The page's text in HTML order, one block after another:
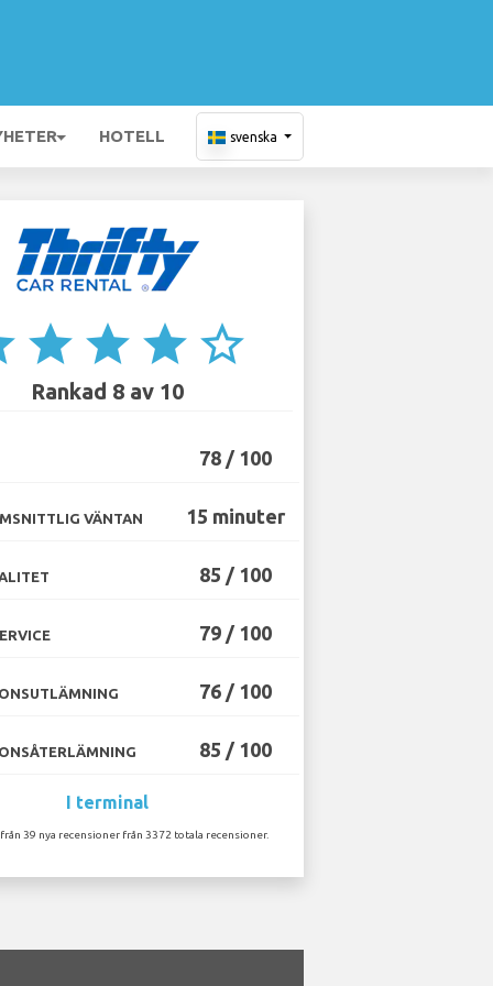
HOTELL svenska
star star star star_border
Rankad 8 av 10
78 / 100
VÄNTAN 15 minuter
85 / 100
79 / 100
76 / 100
85 / 100
I terminal
39 nya recensioner från 3372 totala recensioner.